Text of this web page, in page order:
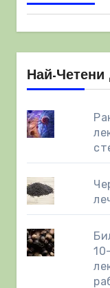
Най-Четени